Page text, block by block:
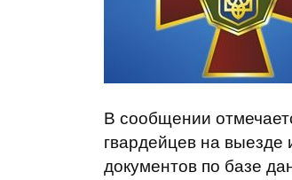
В сообщении
гвардейцев на выезде
документов по базе